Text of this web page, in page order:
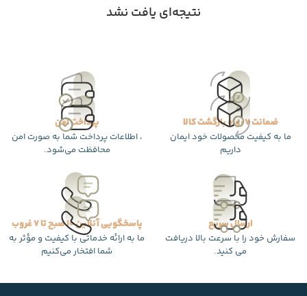
نتیجه‌ای یافت نشد
ضمانت 7 روزه بازگشت کالا
ما به کیفیت محصولات خود ایمان
داریم
پرداخت امن
، اطلاعات پرداخت شما به صورت امن
محافظت می‌شود.
ارسال سریع
سفارش خود را با سرعت بالا دریافت
می کنید.
پاسخگویی آنلاین 10 صبح تا 7 غروب
ما به ارائه خدماتی با کیفیت و مؤثر به
شما افتخار می‌کنیم